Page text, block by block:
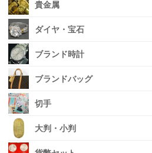
貴金属
ダイヤ・宝石
ブランド時計
ブランドバッグ
切手
大判・小判